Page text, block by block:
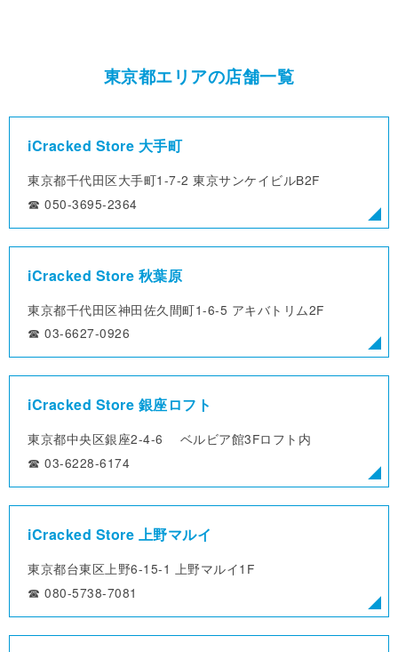
東京都エリアの店舗一覧
iCracked Store 大手町
東京都千代田区大手町1-7-2 東京サンケイビルB2F
☎︎ 050-3695-2364
iCracked Store 秋葉原
東京都千代田区神田佐久間町1-6-5 アキバトリム2F
☎︎ 03-6627-0926
iCracked Store 銀座ロフト
東京都中央区銀座2-4-6
ベルビア館3Fロフト内
☎︎ 03-6228-6174
iCracked Store 上野マルイ
東京都台東区上野6-15-1 上野マルイ1F
☎︎ 080-5738-7081